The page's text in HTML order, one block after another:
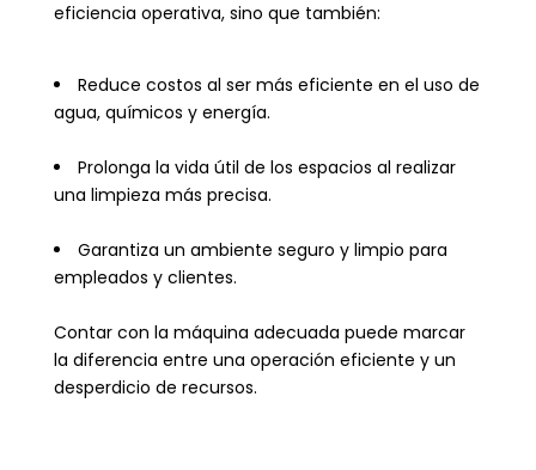
eficiencia operativa, sino que también:
Reduce costos al ser más eficiente en el uso de
agua, químicos y energía.
Prolonga la vida útil de los espacios al realizar
una limpieza más precisa.
Garantiza un ambiente seguro y limpio para
empleados y clientes.
Contar con la máquina adecuada puede marcar
la diferencia entre una operación eficiente y un
desperdicio de recursos.